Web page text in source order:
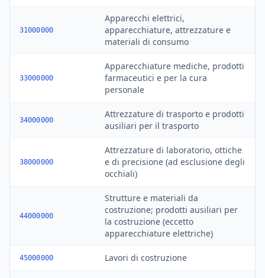
31000000
Apparecchi elettrici,
apparecchiature, attrezzature e
materiali di consumo
33000000
Apparecchiature mediche, prodotti
farmaceutici e per la cura
personale
34000000
Attrezzature di trasporto e prodotti
ausiliari per il trasporto
38000000
Attrezzature di laboratorio, ottiche
e di precisione (ad esclusione degli
occhiali)
44000000
Strutture e materiali da
costruzione; prodotti ausiliari per
la costruzione (eccetto
apparecchiature elettriche)
45000000 Lavori di costruzione